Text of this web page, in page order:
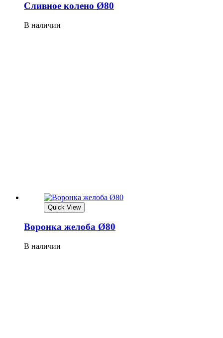
Сливное колено Ø80
В наличии
Quick View
Воронка желоба Ø80
В наличии